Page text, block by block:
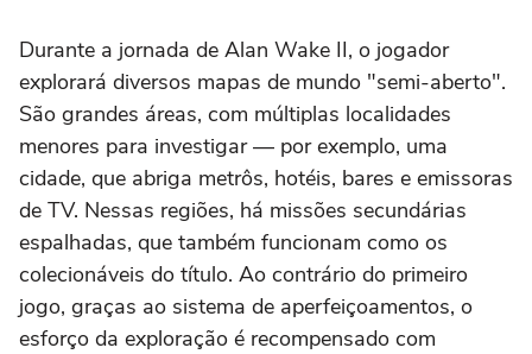
Durante a jornada de Alan Wake II, o jogador
explorará diversos mapas de mundo "semi-aberto".
São grandes áreas, com múltiplas localidades
menores para investigar — por exemplo, uma
cidade, que abriga metrôs, hotéis, bares e emissoras
de TV. Nessas regiões, há missões secundárias
espalhadas, que também funcionam como os
colecionáveis do título. Ao contrário do primeiro
jogo, graças ao sistema de aperfeiçoamentos, o
esforço da exploração é recompensado com